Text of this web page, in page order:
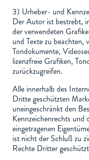
3) Urheber- und
Der Autor ist bestrebt,
der verwendeten
und Texte zu beachten,
Tondokumente,
lizenzfreie Grafiken,
zurückzugreifen.
Alle innerhalb des
Dritte geschützten
uneingeschränkt den
Kennzeichenrechts und
eingetragenen
ist nicht der Schluß zu
Rechte Dritter